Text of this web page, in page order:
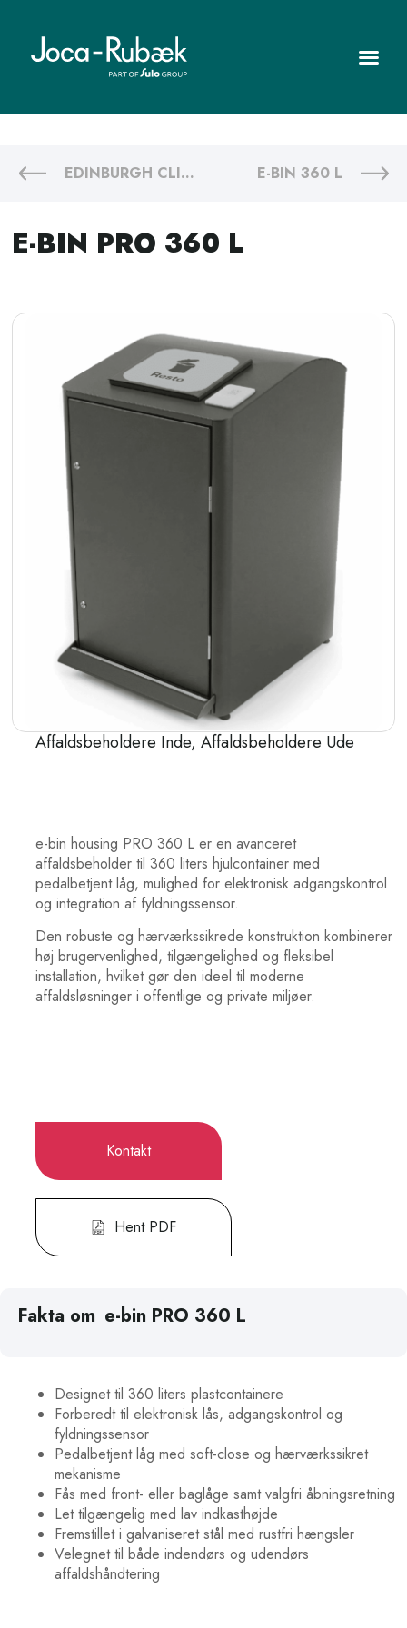
E-BIN 360 L
EDINBURGH CLICK&BUILD
E-BIN PRO 360 L
Affaldsbeholdere Inde,Affaldsbeholdere Ude
e-bin housing PRO 360 L er en avanceret
affaldsbeholder til 360 liters hjulcontainer med
pedalbetjent låg, mulighed for elektronisk adgangskontrol
og integration af fyldningssensor.
Den robuste og hærværkssikrede konstruktion kombinerer
høj brugervenlighed, tilgængelighed og fleksibel
installation, hvilket gør den ideel til moderne
affaldsløsninger i offentlige og private miljøer.
Kontakt
Hent PDF
Fakta om e-bin PRO 360 L
Designet til 360 liters plastcontainere
Forberedt til elektronisk lås, adgangskontrol og
fyldningssensor
Pedalbetjent låg med soft-close og hærværkssikret
mekanisme
Fås med front- eller baglåge samt valgfri åbningsretning
Let tilgængelig med lav indkasthøjde
Fremstillet i galvaniseret stål med rustfri hængsler
Velegnet til både indendørs og udendørs
affaldshåndtering